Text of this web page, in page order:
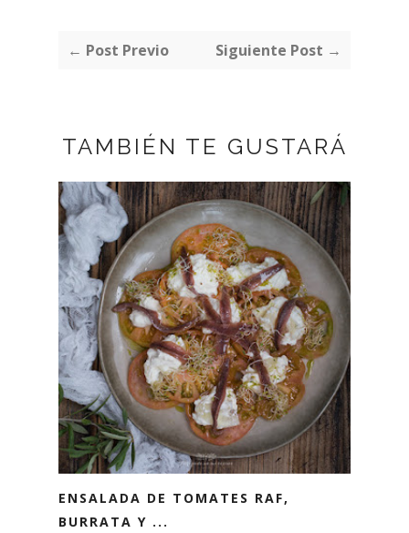
← Post Previo Siguiente Post →
TAMBIÉN TE GUSTARÁ
ENSALADA DE TOMATES RAF,
BURRATA Y ...